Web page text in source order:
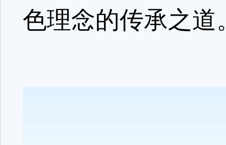
色理念的传承之道